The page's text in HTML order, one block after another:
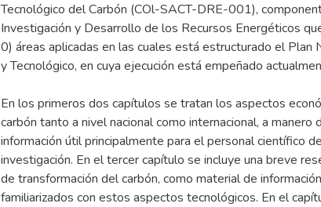
Tecnológico del Carbón (COl-SACT-DRE-001),
Investigación y Desarrollo de los Recursos Energéticos
0) áreas aplicadas en las cuales está estructurado el Plan
y Tecnológico, en cuya ejecución está empeñado
En los primeros dos capítulos se tratan los aspectos
carbón tanto a nivel nacional como internacional, a
información útil principalmente para el personal científico
investigación. En el tercer capítulo se incluye una breve
de transformación del carbón, como material de
familiarizados con estos aspectos tecnológicos. En el